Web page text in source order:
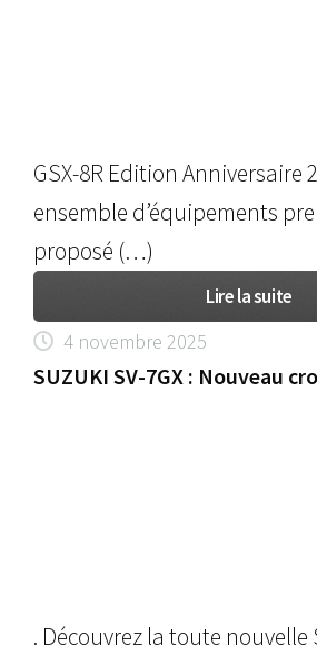
GSX-8R Edition Anniversaire
ensemble d’équipements
proposé (…)
Lire la suite
4 novembre 2025
SUZUKI SV-7GX : Nouveau
. Découvrez la toute nouvelle